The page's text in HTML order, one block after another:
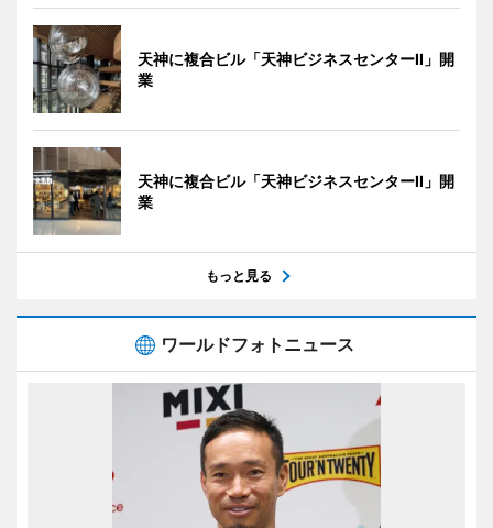
天神に複合ビル「天神ビジネスセンターII」開
業
天神に複合ビル「天神ビジネスセンターII」開
業
もっと見る
ワールドフォトニュース